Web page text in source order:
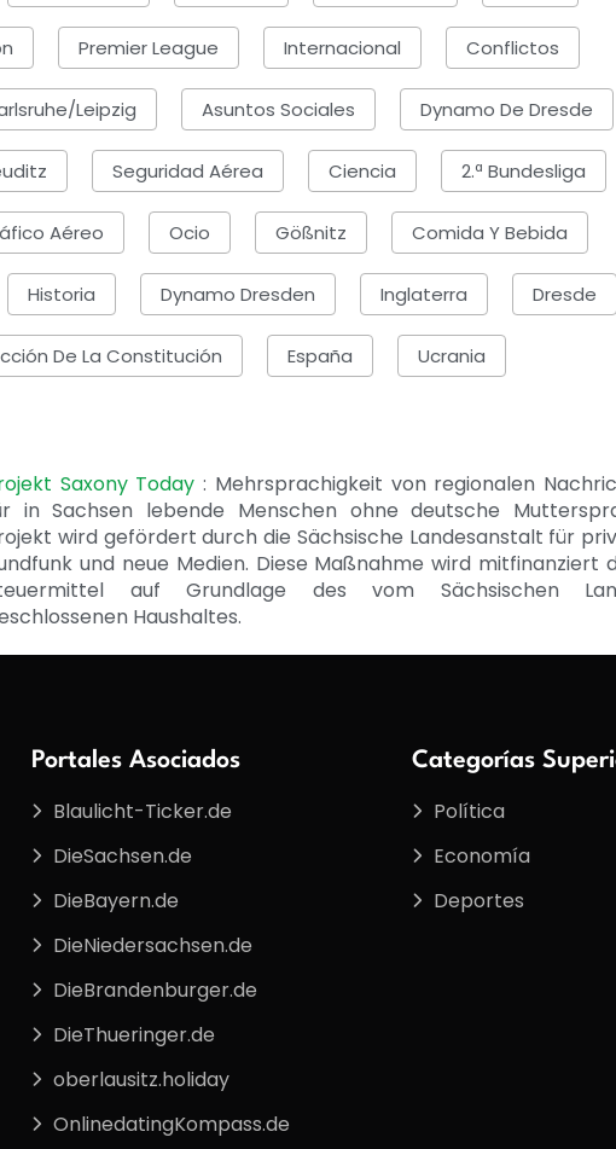
Premier League Internacional Conflictos
Leipzig Asuntos Sociales Dynamo De Dresde
Seguridad Aérea Ciencia 2.ª Bundesliga
Aéreo Ocio Gößnitz Comida Y Bebida
Historia Dynamo Dresden Inglaterra Dresde
De La Constitución España Ucrania
Saxony Today: Mehrsprachigkeit von regionalen
in Sachsen lebende Menschen ohne deutsche
wird gefördert durch die Sächsische Landesanstalt für
und neue Medien. Diese Maßnahme wird mitfinanziert
auf Grundlage des vom Sächsischen
Haushaltes.
Portales Asociados
Blaulicht-Ticker.de
DieSachsen.de
DieBayern.de
DieNiedersachsen.de
DieBrandenburger.de
DieThueringer.de
oberlausitz.holiday
OnlinedatingKompass.de
Categorías
Política
Economía
Deportes